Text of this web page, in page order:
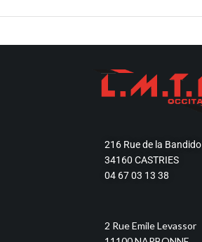
216 Rue de la Bandido
34160 CASTRIES
04 67 03 13 38
2 Rue Emile Levassor